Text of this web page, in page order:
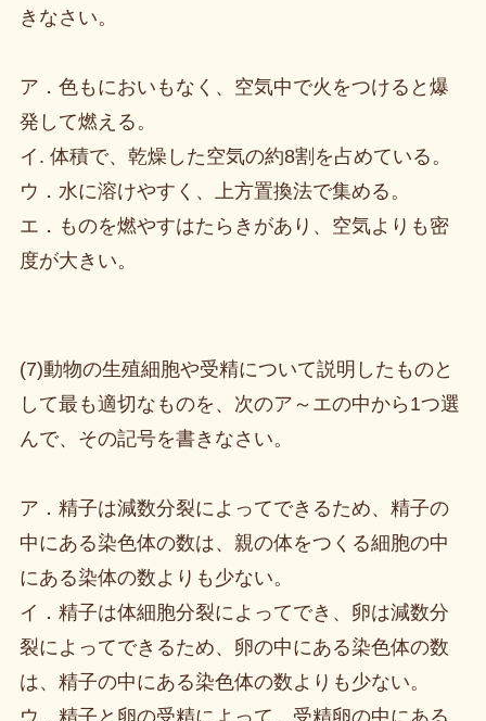
きなさい。
ア．色もにおいもなく、空気中で火をつけると爆
発して燃える。
イ. 体積で、乾燥した空気の約8割を占めている。
ウ．水に溶けやすく、上方置換法で集める。
エ．ものを燃やすはたらきがあり、空気よりも密
度が大きい。
(7)動物の生殖細胞や受精について説明したものと
して最も適切なものを、次のア～エの中から1つ選
んで、その記号を書きなさい。
ア．精子は減数分裂によってできるため、精子の
中にある染色体の数は、親の体をつくる細胞の中
にある染体の数よりも少ない。
イ．精子は体細胞分裂によってでき、卵は減数分
裂によってできるため、卵の中にある染色体の数
は、精子の中にある染色体の数よりも少ない。
ウ．精子と卵の受精によって、受精卵の中にある